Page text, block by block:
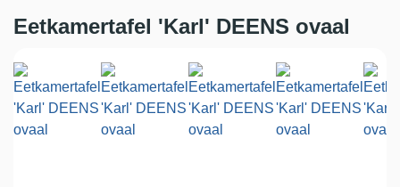
Eetkamertafel 'Karl' DEENS ovaal